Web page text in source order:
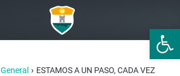
Abrir
General › ESTAMOS A UN PASO, CADA VEZ